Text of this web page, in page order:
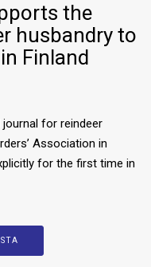
the
husbandry to
Finland
for reindeer
Association in
for the first time in